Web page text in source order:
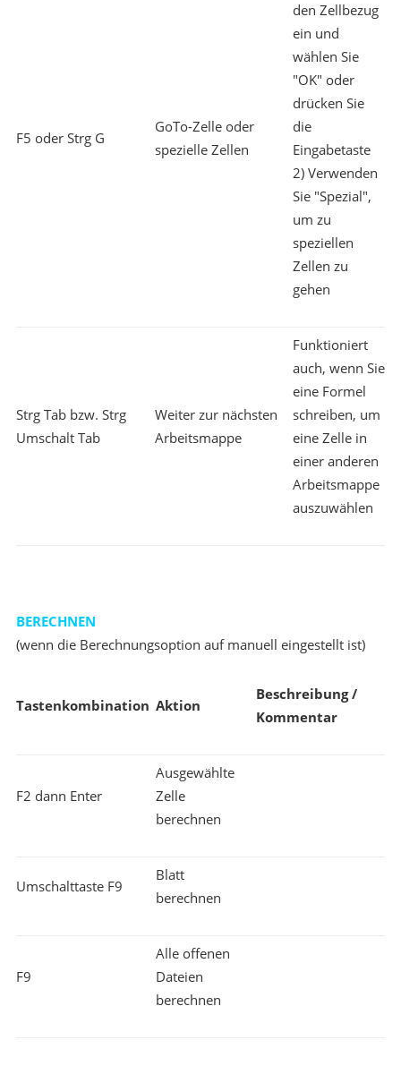
F5 oder Strg G
GoTo-Zelle oder
spezielle Zellen
den Zellbezug
ein und
wählen Sie
"OK" oder
drücken Sie
die
Eingabetaste
2) Verwenden
Sie "Spezial",
um zu
speziellen
Zellen zu
gehen
Strg Tab bzw. Strg
Umschalt Tab
Weiter zur nächsten
Arbeitsmappe
Funktioniert
auch, wenn Sie
eine Formel
schreiben, um
eine Zelle in
einer anderen
Arbeitsmappe
auszuwählen
BERECHNEN
(wenn die Berechnungsoption auf manuell eingestellt ist)
Tastenkombination Aktion
Beschreibung /
Kommentar
F2 dann Enter
Ausgewählte
Zelle
berechnen
Umschalttaste F9
Blatt
berechnen
F9
Alle offenen
Dateien
berechnen